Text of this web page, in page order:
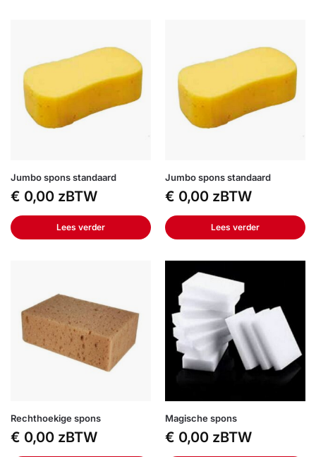
Jumbo spons standaard
€ 0,00 zBTW
Lees verder
Jumbo spons standaard
€ 0,00 zBTW
Lees verder
Rechthoekige spons
€ 0,00 zBTW
Magische spons
€ 0,00 zBTW